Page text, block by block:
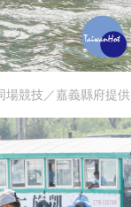
場競技／嘉義縣府提供